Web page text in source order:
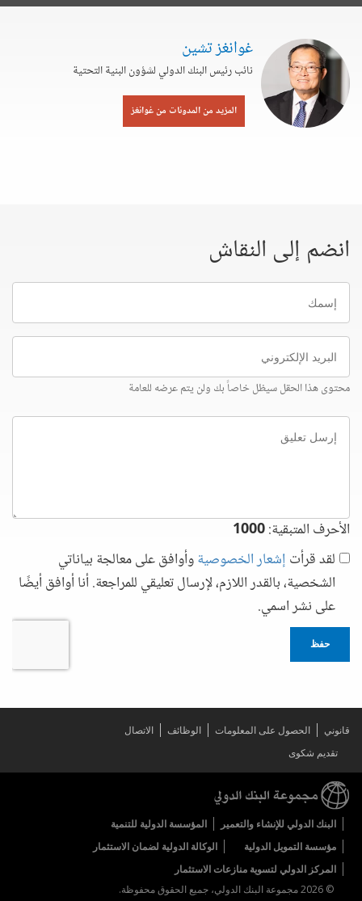
غوانغز تشين
نائب رئيس البنك الدولي لشؤون البنية التحتية
المزيد من المدونات من غوانغز
انضم إلى النقاش
إسمك
البريد
الإلكتروني
محتوى هذا الحقل سيظل خاصاً بك ولن يتم عرضه للعامة
إرسل
تعليق
الأحرف المتبقية:1000
لقد قرأت إشعار الخصوصيةوأوافق على معالجة بياناتي
الشخصية، بالقدر اللازم، لإرسال تعليقي للمراجعة. أنا أوافق أيضًا
على نشر اسمي.
حفظ
قانوني الحصول على المعلومات الوظائف
الاتصال
تقديم شكوى
البنك الدولي للإنشاء والتعمير
المؤسسة الدولية للتنمية
مؤسسة التمويل الدولية
الوكالة الدولية لضمان الاستثمار
المركز الدولي لتسوية منازعات الاستثمار
© 2026 مجموعة البنك الدولي، جميع الحقوق محفوظة.